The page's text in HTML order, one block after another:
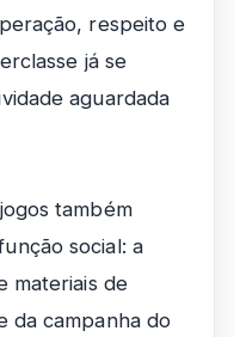
respeito e
já se
aguardada
também
social: a
materiais de
da campanha do